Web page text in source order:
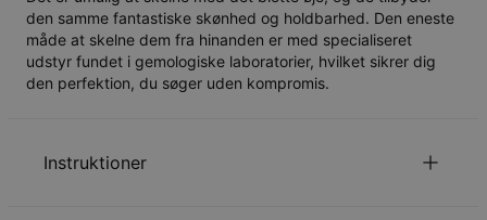
den samme fantastiske skønhed og holdbarhed. Den eneste
måde at skelne dem fra hinanden er med specialiseret
udstyr fundet i gemologiske laboratorier, hvilket sikrer dig
den perfektion, du søger uden kompromis.
Instruktioner